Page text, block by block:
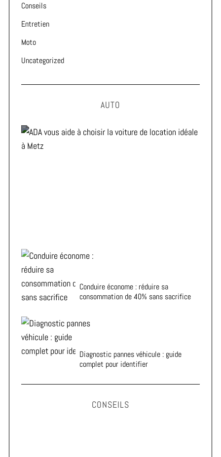
Conseils
Entretien
Moto
Uncategorized
AUTO
Conduire économe : réduire sa
consommation de 40% sans sacrifice
Diagnostic pannes véhicule : guide
complet pour identifier
CONSEILS